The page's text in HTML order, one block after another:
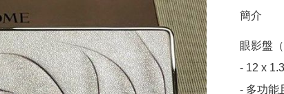
簡介
眼影盤（
- 12 x
- 多功能